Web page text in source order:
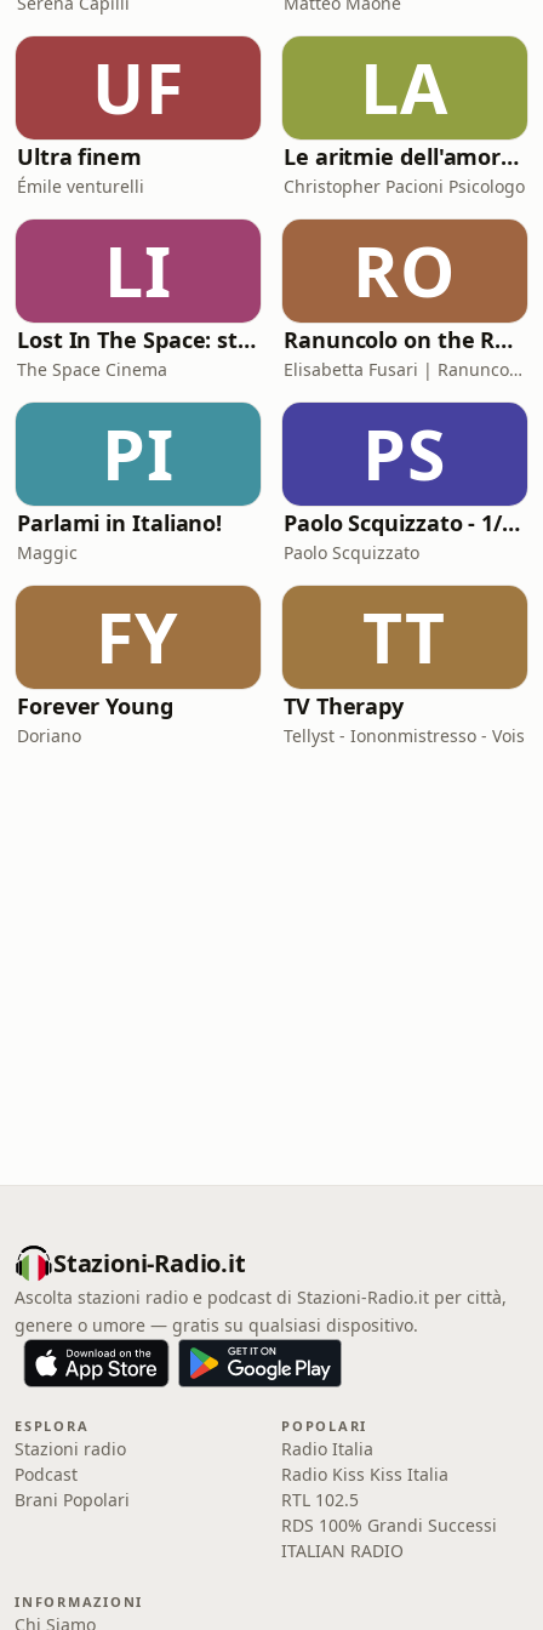
UF
Ultra finem
Émile venturelli
LA
Le aritmie dell'amore. Palpitazioni e tachicardia dei legami affettivi
Christopher Pacioni Psicologo
LI
Lost In The Space: storie di cinema
The Space Cinema
RO
Ranuncolo on the Road
Elisabetta Fusari | Ranuncolo Libri
PI
Parlami in Italiano!
Maggic
PS
Paolo Scquizzato - 1/2 ora con donPi
Paolo Scquizzato
FY
Forever Young
Doriano
TT
TV Therapy
Tellyst - Iononmistresso - Vois
Stazioni-Radio.it
Ascolta stazioni radio e podcast di Stazioni-Radio.it per città,
genere o umore — gratis su qualsiasi dispositivo.
ESPLORA
Stazioni radio
Podcast
Brani Popolari
POPOLARI
Radio Italia
Radio Kiss Kiss Italia
RTL 102.5
RDS 100% Grandi Successi
ITALIAN RADIO
INFORMAZIONI
Chi Siamo